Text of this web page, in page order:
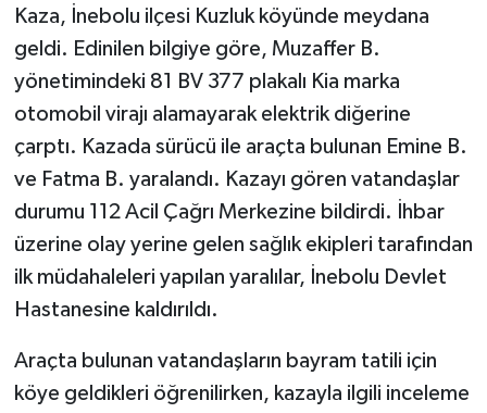
Kaza, İnebolu ilçesi Kuzluk köyünde meydana
geldi. Edinilen bilgiye göre, Muzaffer B.
yönetimindeki 81 BV 377 plakalı Kia marka
otomobil virajı alamayarak elektrik diğerine
çarptı. Kazada sürücü ile araçta bulunan Emine B.
ve Fatma B. yaralandı. Kazayı gören vatandaşlar
durumu 112 Acil Çağrı Merkezine bildirdi. İhbar
üzerine olay yerine gelen sağlık ekipleri tarafından
ilk müdahaleleri yapılan yaralılar, İnebolu Devlet
Hastanesine kaldırıldı.
Araçta bulunan vatandaşların bayram tatili için
köye geldikleri öğrenilirken, kazayla ilgili inceleme